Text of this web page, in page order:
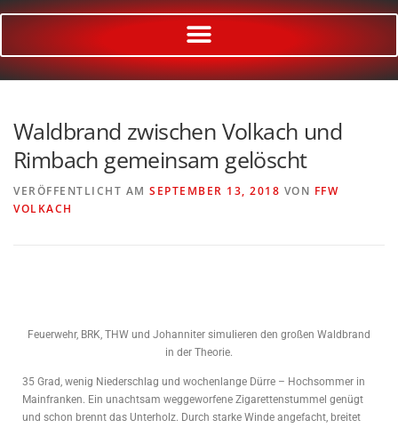
Waldbrand zwischen Volkach und
Rimbach gemeinsam gelöscht
VERÖFFENTLICHT AM SEPTEMBER 13, 2018 VON FFW
VOLKACH
Feuerwehr, BRK, THW und Johanniter simulieren den großen Waldbrand
in der Theorie.
35 Grad, wenig Niederschlag und wochenlange Dürre – Hochsommer in
Mainfranken. Ein unachtsam weggeworfene Zigarettenstummel genügt
und schon brennt das Unterholz. Durch starke Winde angefacht, breitet